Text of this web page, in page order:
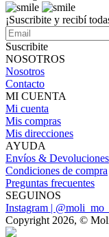
¡Suscribite y recibí
Suscribite
NOSOTROS
Nosotros
Contacto
MI CUENTA
Mi cuenta
Mis compras
Mis direcciones
AYUDA
Envíos & Devoluciones
Condiciones de compra
Preguntas frecuentes
SEGUINOS
Instagram |
Copyright 2026, ©